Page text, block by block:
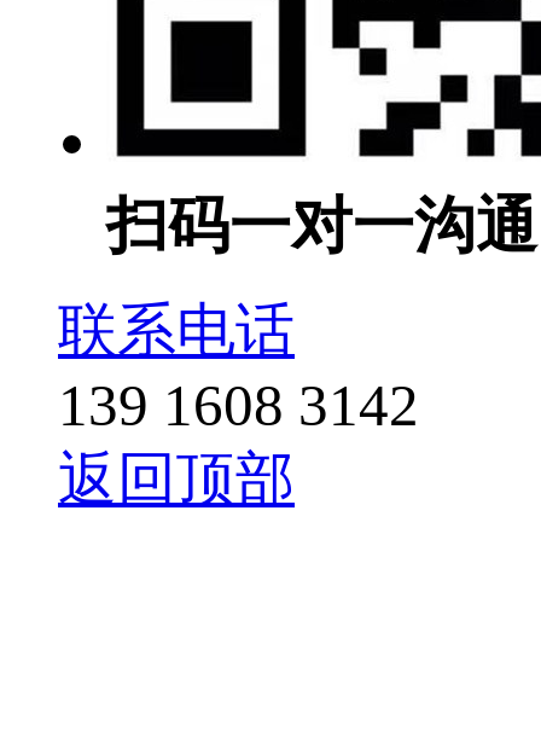
扫码一对一沟通
联系电话
139 1608 3142
返回顶部